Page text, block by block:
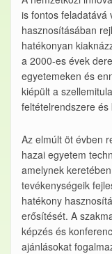
is fontos feladatává
hasznosításában
hatékonyan
a 2000-es évek
egyetemeken és
kiépült a
feltételrendszere és
Az elmúlt öt évben
hazai egyetem
amelynek
tevékenységeik
hatékony
erősítését. A
képzés és
ajánlásokat